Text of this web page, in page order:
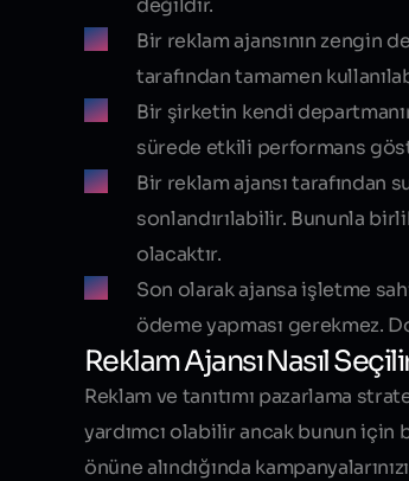
değildir.
Bir reklam ajansının zengin
tarafından tamamen
Bir şirketin kendi
sürede etkili performans
Bir reklam ajansı tarafından
sonlandırılabilir. Bununla
olacaktır.
Son olarak ajansa işletme
ödeme yapması gerekmez.
Reklam Ajansı Nasıl
Reklam ve tanıtımı pazarlama
yardımcı olabilir ancak bunun
önüne alındığında